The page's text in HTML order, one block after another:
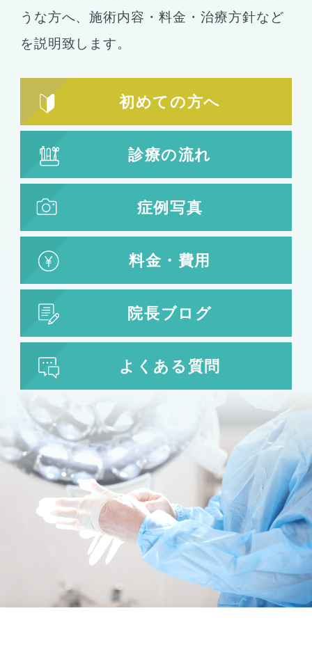
うな方へ、施術内容・料金・治療方針など
を説明致します。
初めての方へ
診療の流れ
症例写真
料金・費用
院長ブログ
よくある質問